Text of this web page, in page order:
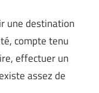
une destination
compte tenu
effectuer un
assez de